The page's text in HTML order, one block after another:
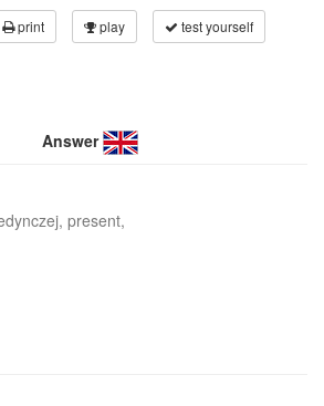
print play test yourself
Answer
present,